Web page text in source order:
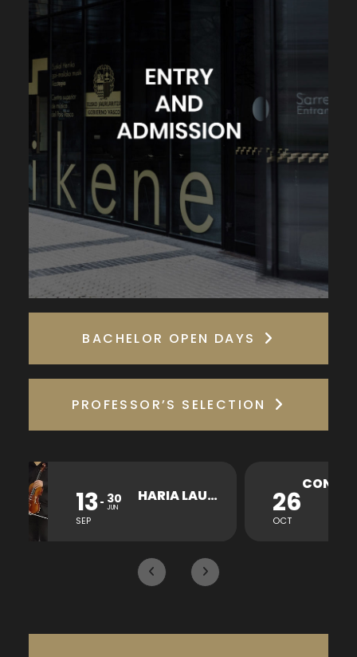
BACHELOR OPEN DAYS
PROFESSOR’S SELECTION
HARIA LAUKOTEA KONTZERTUA 26